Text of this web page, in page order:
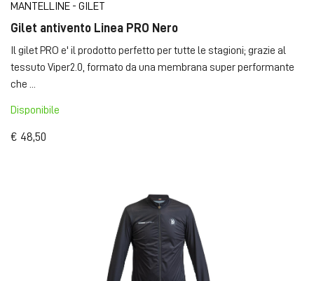
MANTELLINE - GILET
Gilet antivento Linea PRO Nero
Il gilet PRO e' il prodotto perfetto per tutte le stagioni; grazie al
tessuto Viper2.0, formato da una membrana super performante
che ...
Disponibile
€ 48,50